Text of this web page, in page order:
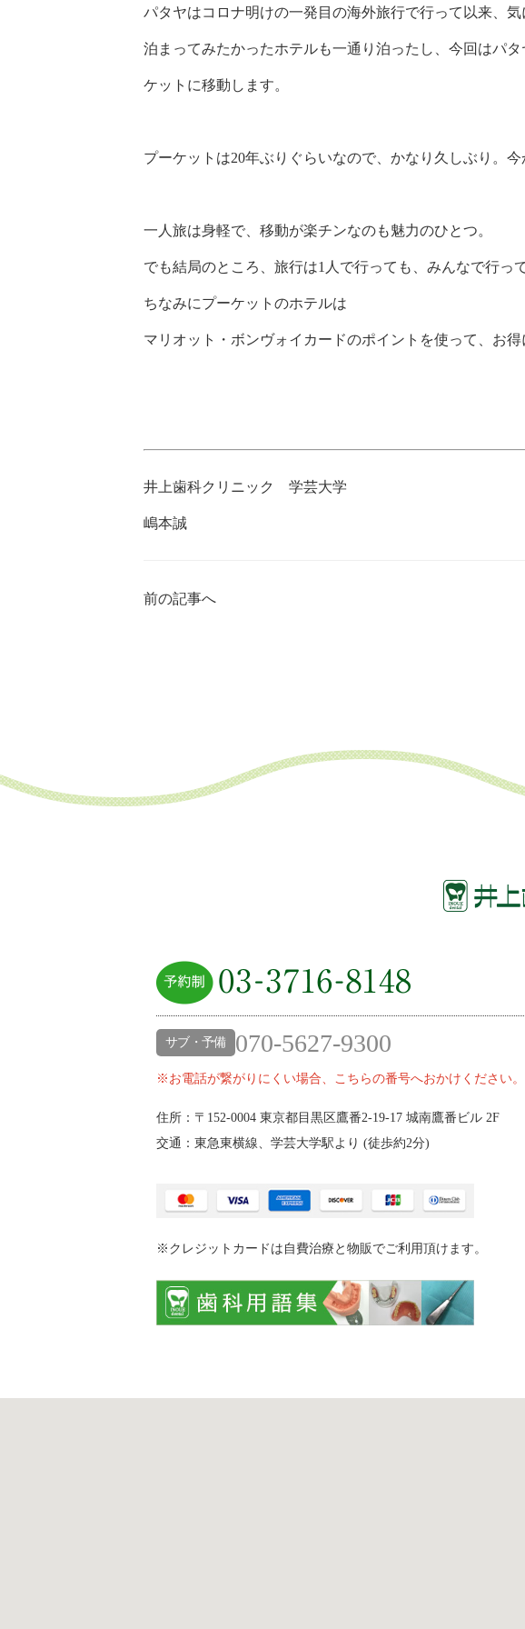
パタヤはコロナ明けの一発目の海外旅行で行って以来、気
泊まってみたかったホテルも一通り泊ったし、今回はパ
ケットに移動します。
プーケットは20年ぶりぐらいなので、かなり久しぶり。
一人旅は身軽で、移動が楽チンなのも魅力のひとつ。
でも結局のところ、旅行は1人で行っても、みんなで行っ
ちなみにプーケットのホテルは
マリオット・ボンヴォイカードのポイントを使って、お
井上歯科クリニック 学芸大学
嶋本誠
前の記事へ
サブ・予備 070-5627-9300
※お電話が繋がりにくい場合、こちらの番号へおかけください。
住所：〒152-0004 東京都目黒区鷹番2‐19‐17 城南鷹番ビル 2F
交通：東急東横線、学芸大学駅より (徒歩約2分)
※クレジットカードは自費治療と物販でご利用頂けます。